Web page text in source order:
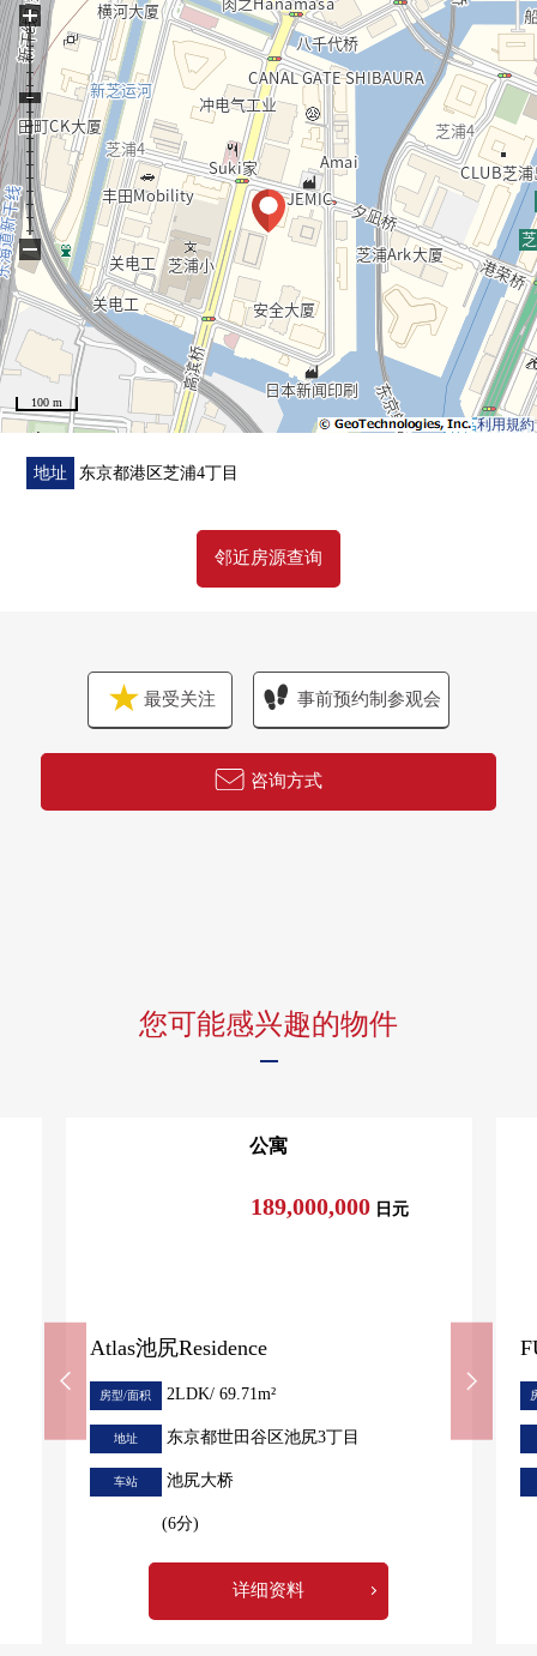
■ 翻新(2025年6月完工)
━━━━━━━━━━━━━━━・・・・・
○Cross所有房间张替换
○厕所更换
○客餐厅地板鸣响，纠正部分
■ Proud Tower芝浦
━━━━━━━━━━━━━━━・・・・・
○ 2023年1月竣工
○ 421户总户数的大规模的Tower Mansion
○ 免震构造
○ 双重的地板、双重天花板设计
○ 消除小梁的突出的博伊德斯拉夫施工方法
○ TES式热水供应器"eco大鲨鱼"使用
○ 安心的24小时安全系统
○ 无接触键·免持钥匙使用
○ 有快递保管柜
利用規約
100 m
+
−
地址 东京都港区芝浦4丁目
邻近房源查询
最受关注 事前预约制参观会
咨询方式
您可能感兴趣的物件
公寓
Atlas池尻Residence
189,000,000 日元
房型/面积 2LDK/ 69.71m²
地址 东京都世田谷区池尻3丁目
车站 池尻大桥
(6分)
详细资料